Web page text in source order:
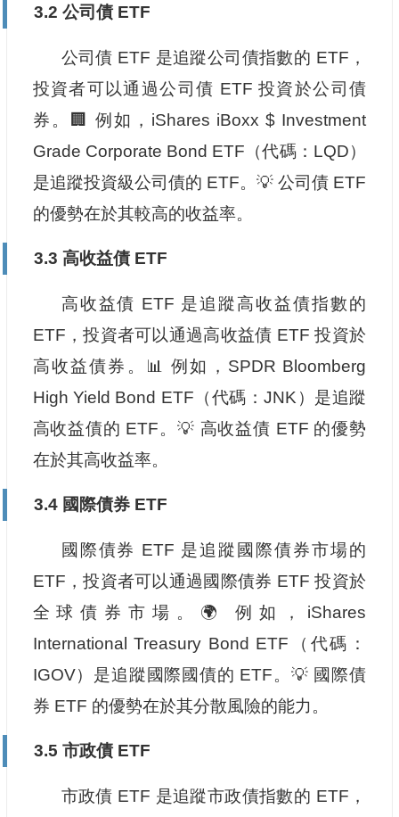
3.2 公司債 ETF
公司債 ETF 是追蹤公司債指數的 ETF，
投資者可以通過公司債 ETF 投資於公司債
券。🏢 例如，iShares iBoxx $ Investment
Grade Corporate Bond ETF（代碼：LQD）
是追蹤投資級公司債的 ETF。💡 公司債 ETF
的優勢在於其較高的收益率。
3.3 高收益債 ETF
高收益債 ETF 是追蹤高收益債指數的
ETF，投資者可以通過高收益債 ETF 投資於
高收益債券。📊 例如，SPDR Bloomberg
High Yield Bond ETF（代碼：JNK）是追蹤
高收益債的 ETF。💡 高收益債 ETF 的優勢
在於其高收益率。
3.4 國際債券 ETF
國際債券 ETF 是追蹤國際債券市場的
ETF，投資者可以通過國際債券 ETF 投資於
全球債券市場。🌍 例如，iShares
International Treasury Bond ETF（代碼：
IGOV）是追蹤國際國債的 ETF。💡 國際債
券 ETF 的優勢在於其分散風險的能力。
3.5 市政債 ETF
市政債 ETF 是追蹤市政債指數的 ETF，